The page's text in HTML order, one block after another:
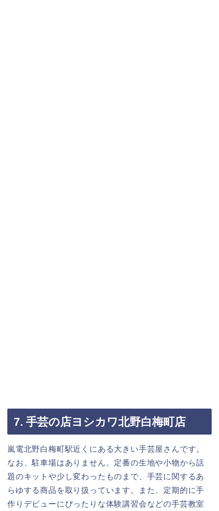
7. 手芸の店ヨシカワ北野白梅町店
嵐電北野白梅町駅近くにある大きい手芸屋さんです。
なお、駐車場はありません。定番の生地や小物から話
題のキットや少し変わったものまで、手芸に関するあ
らゆする商品を取り扱っています。また、定期的に手
作りデビューにぴったりな体験講習会などの手芸教室